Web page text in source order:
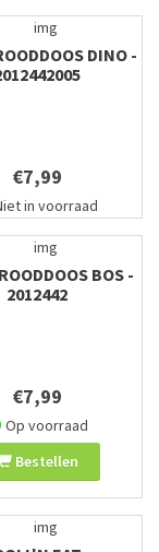
DINO -
€7,99
in voorraad
BOS -
2012442
€7,99
Op voorraad
Bestellen